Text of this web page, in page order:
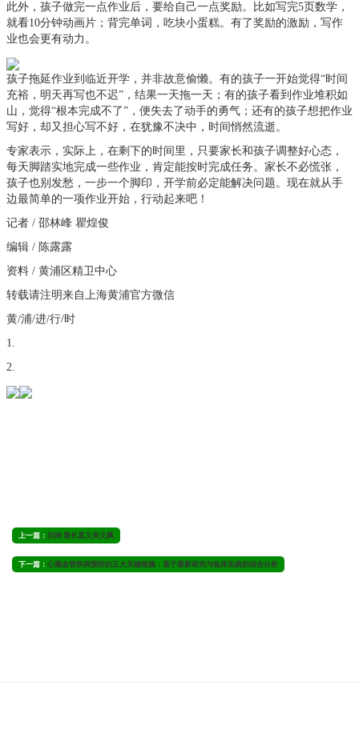
此外，孩子做完一点作业后，要给自己一点奖励。比如写完5页数学，
就看10分钟动画片；背完单词，吃块小蛋糕。有了奖励的激励，写作
业也会更有动力。
孩子拖延作业到临近开学，并非故意偷懒。有的孩子一开始觉得“时间
充裕，明天再写也不迟”，结果一天拖一天；有的孩子看到作业堆积如
山，觉得“根本完成不了”，便失去了动手的勇气；还有的孩子想把作业
写好，却又担心写不好，在犹豫不决中，时间悄然流逝。
专家表示，实际上，在剩下的时间里，只要家长和孩子调整好心态，
每天脚踏实地完成一些作业，肯定能按时完成任务。家长不必慌张，
孩子也别发愁，一步一个脚印，开学前必定能解决问题。现在就从手
边最简单的一项作业开始，行动起来吧！
记者 / 邵林峰 瞿煌俊
编辑 / 陈露露
资料 / 黄浦区精卫中心
转载请注明来自上海黄浦官方微信
黄/浦/进/行/时
1.
2.
上一篇： 刘涛 黑长直又美又飒
下一篇： 心脑血管疾病预防的五大关键措施：基于最新研究与临床实践的综合分析